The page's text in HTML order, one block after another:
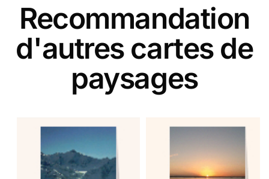
Recommandation
d'autres cartes de
paysages